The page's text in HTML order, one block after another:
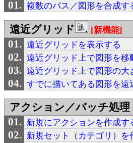
複数のパス／図形を合成す
遠近グリッド [新機能]
遠近グリッドを表示する
遠近グリッド上で図形を移
遠近グリッド上で図形の大
すでに描いてある図形を遠
アクション／バッチ処理
新規にアクションを作成す
新規セット（カテゴリ）を